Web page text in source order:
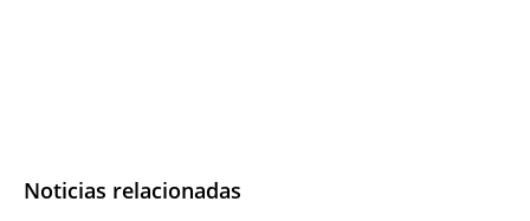
Noticias relacionadas